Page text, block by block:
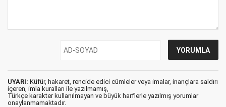
UYARI: Küfür, hakaret, rencide edici cümleler veya imalar, inançlara saldırı
içeren, imla kuralları ile yazılmamış,
Türkçe karakter kullanılmayan ve büyük harflerle yazılmış yorumlar
onaylanmamaktadır.